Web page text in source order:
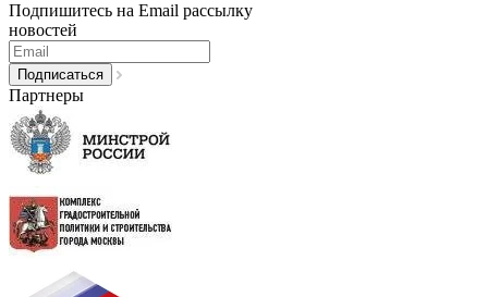
Подпишитесь на Email рассылку
новостей
Партнеры